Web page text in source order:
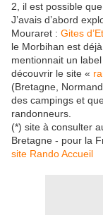
2, il est possible
J’avais d’abord
Mouraret : Gites
le Morbihan est
mentionnait un label
découvrir le site «
(Bretagne,
des campings et
randonneurs.
(*) site à consulter
Bretagne - pour la
site Rando Accueil